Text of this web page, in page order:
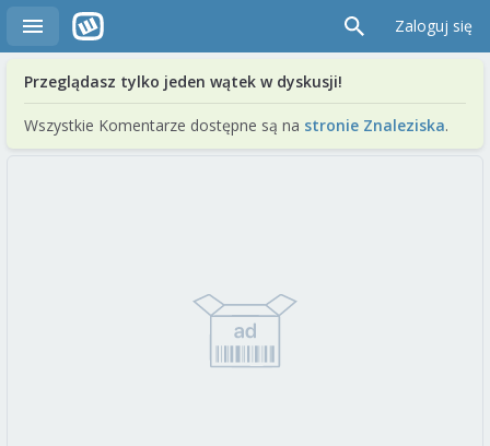
Zaloguj się
Przeglądasz tylko jeden wątek w dyskusji!
Wszystkie Komentarze dostępne są na stronie Znaleziska.